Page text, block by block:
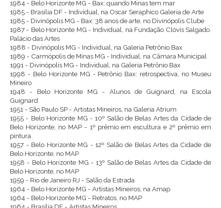
1984 - Belo Horizonte MG - Bax: quando Minas tem mar
1985 - Brasília DF - Individual, na Oscar Seraphico Galeria de Arte
1985 - Divinópolis MG - Bax: 38 anos de arte, no Divinópolis Clube
1987 - Belo Horizonte MG - Individual, na Fundação Clóvis Salgado.
Palácio das Artes
1988 - Divinópolis MG - Individual, na Galeria Petrônio Bax
1989 - Carmópolis de Minas MG - Individual, na Câmara Municipal
1991 - Divinópolis MG - Individual, na Galeria Petrônio Bax
1998 - Belo Horizonte MG - Petrônio Bax: retrospectiva, no Museu
Mineiro
1948 - Belo Horizonte MG - Alunos de Guignard, na Escola
Guignard
1951 - São Paulo SP - Artistas Mineiros, na Galeria Atrium
1955 - Belo Horizonte MG - 10º Salão de Belas Artes da Cidade de
Belo Horizonte, no MAP - 1º prêmio em escultura e 2º prêmio em
pintura
1957 - Belo Horizonte MG - 12º Salão de Belas Artes da Cidade de
Belo Horizonte, no MAP
1958 - Belo Horizonte MG - 13º Salão de Belas Artes da Cidade de
Belo Horizonte, no MAP
1959 - Rio de Janeiro RJ - Salão da Estrada
1964 - Belo Horizonte MG - Artistas Mineiros, na Amap
1964 - Belo Horizonte MG - Retratos, no MAP